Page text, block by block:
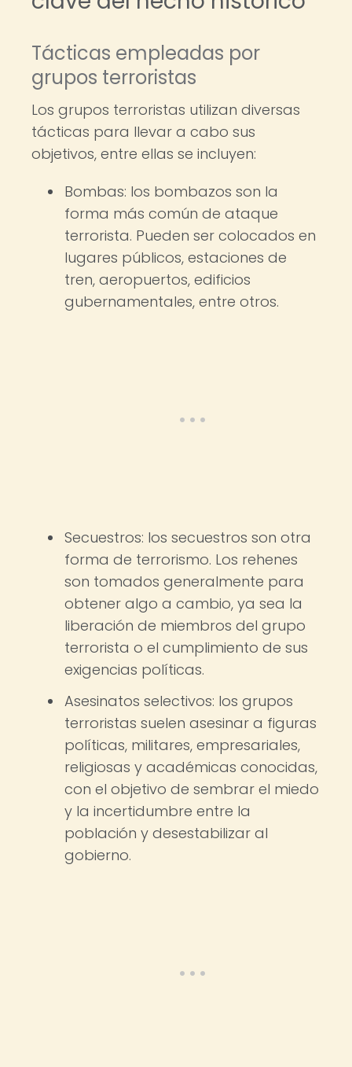
Tácticas empleadas por
grupos terroristas
Los grupos terroristas utilizan diversas
tácticas para llevar a cabo sus
objetivos, entre ellas se incluyen:
Bombas: los bombazos son la
forma más común de ataque
terrorista. Pueden ser colocados en
lugares públicos, estaciones de
tren, aeropuertos, edificios
gubernamentales, entre otros.
Secuestros: los secuestros son otra
forma de terrorismo. Los rehenes
son tomados generalmente para
obtener algo a cambio, ya sea la
liberación de miembros del grupo
terrorista o el cumplimiento de sus
exigencias políticas.
Asesinatos selectivos: los grupos
terroristas suelen asesinar a figuras
políticas, militares, empresariales,
religiosas y académicas conocidas,
con el objetivo de sembrar el miedo
y la incertidumbre entre la
población y desestabilizar al
gobierno.